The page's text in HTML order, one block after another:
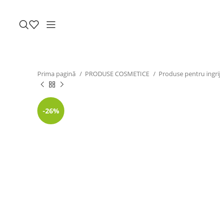
Prima pagină PRODUSE COSMETICE Produse pentru
-26%